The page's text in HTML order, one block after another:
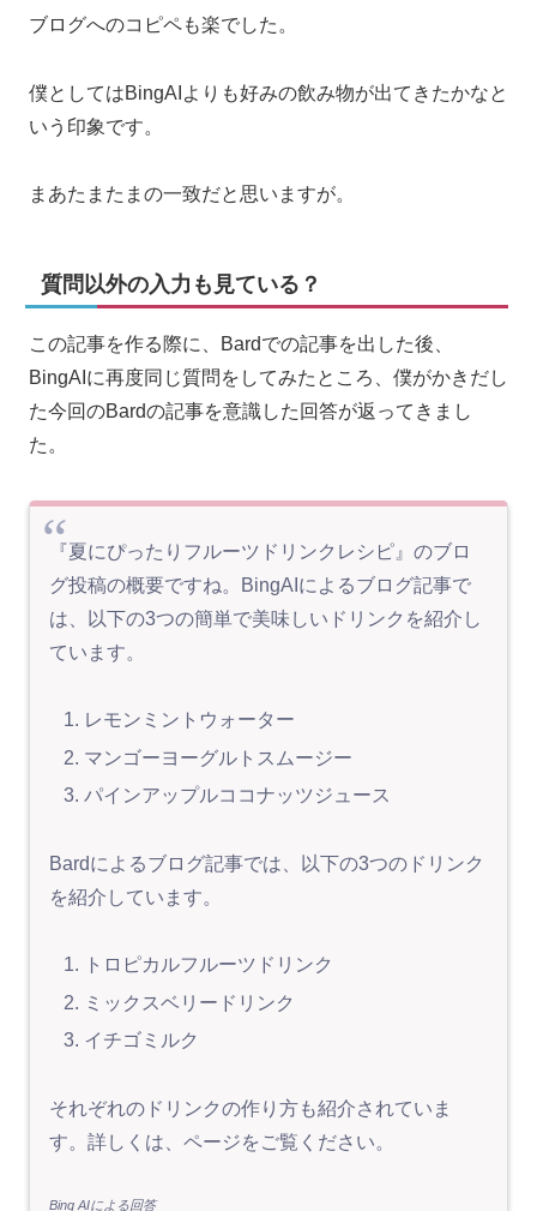
ブログへのコピペも楽でした。
僕としてはBingAIよりも好みの飲み物が出てきたかなと
いう印象です。
まあたまたまの一致だと思いますが。
質問以外の入力も見ている？
この記事を作る際に、Bardでの記事を出した後、
BingAIに再度同じ質問をしてみたところ、僕がかきだし
た今回のBardの記事を意識した回答が返ってきまし
た。
『夏にぴったりフルーツドリンクレシピ』のブロ
グ投稿の概要ですね。BingAIによるブログ記事で
は、以下の3つの簡単で美味しいドリンクを紹介し
ています。
レモンミントウォーター
マンゴーヨーグルトスムージー
パインアップルココナッツジュース
Bardによるブログ記事では、以下の3つのドリンク
を紹介しています。
トロピカルフルーツドリンク
ミックスベリードリンク
イチゴミルク
それぞれのドリンクの作り方も紹介されていま
す。詳しくは、ページをご覧ください。
Bing AIによる回答